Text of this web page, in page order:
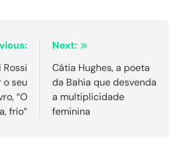
o seu
“O
frio”
Next:
Cátia Hughes, a poeta
da Bahia que desvenda
a multiplicidade
feminina